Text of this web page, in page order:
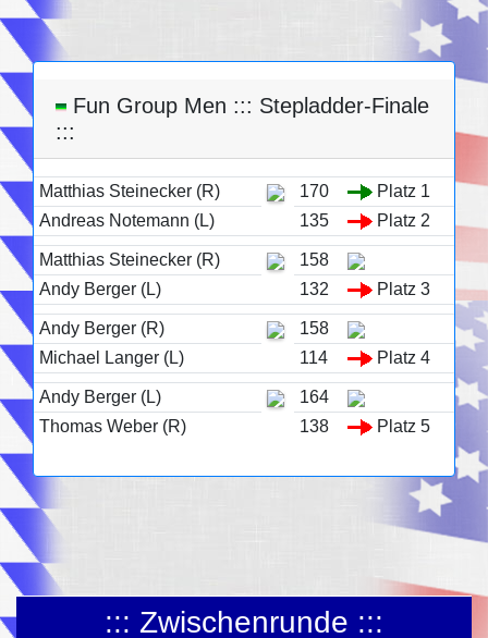
Fun Group Men ::: Stepladder-Finale
:::
Matthias Steinecker (R) 170
Platz 1
Andreas Notemann (L)
135 Platz 2
Matthias Steinecker (R)
158
Andy Berger (L)
132 Platz 3
Andy Berger (R)
158
Michael Langer (L)
114 Platz 4
Andy Berger (L)
164
Thomas Weber (R)
138 Platz 5
::: Zwischenrunde :::